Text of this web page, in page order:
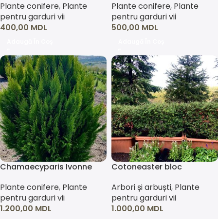
Plante conifere, Plante
pentru garduri vii
400,00 MDL
Plante conifere, Plante
pentru garduri vii
500,00 MDL
Chamaecyparis Ivonne
Plante conifere, Plante
pentru garduri vii
1.200,00 MDL
Cotoneaster bloc
Arbori și arbuști, Plante
pentru garduri vii
1.000,00 MDL